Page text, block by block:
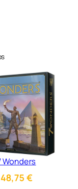
Wonders
48,75€